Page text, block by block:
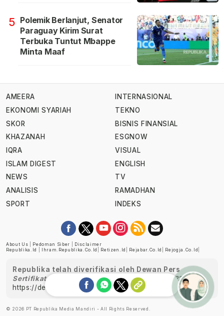
5 Polemik Berlanjut, Senator
Paraguay Kirim Surat
Terbuka Tuntut Mbappe
Minta Maaf
AMEERA
EKONOMI SYARIAH
SKOR
KHAZANAH
IQRA
ISLAM DIGEST
NEWS
ANALISIS
SPORT
INTERNASIONAL
TEKNO
BISNIS FINANSIAL
ESGNOW
VISUAL
ENGLISH
TV
RAMADHAN
INDEKS
About Us Pedoman Siber
Disclaimer
Republika.id
Ihram.republika.co.id Retizen.id Rejabar.co.id Rejogja.co.id
Republika telah diverifikasi oleh Dewan Pers
Sertifikat Nomor 1058/DP-Verifikasi/K/XII/2022
https://dewanpers.or.id/data/perusahaanpers
© 2026 PT Republika Media Mandiri - All Rights Reserved. Ask me!